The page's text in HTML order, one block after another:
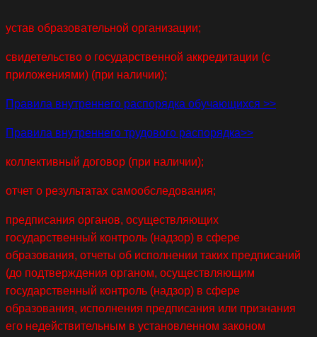
устав образовательной организации;
свидетельство о государственной аккредитации (с
приложениями) (при наличии);
Правила внутреннего распорядка обучающихся >>
Правила внутреннего трудового распорядка>>
коллективный договор (при наличии);
отчет о результатах самообследования;
предписания органов, осуществляющих
государственный контроль (надзор) в сфере
образования, отчеты об исполнении таких предписаний
(до подтверждения органом, осуществляющим
государственный контроль (надзор) в сфере
образования, исполнения предписания или признания
его недействительным в установленном законом